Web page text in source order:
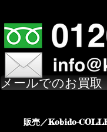
販売／Kobido-
メールでのお買